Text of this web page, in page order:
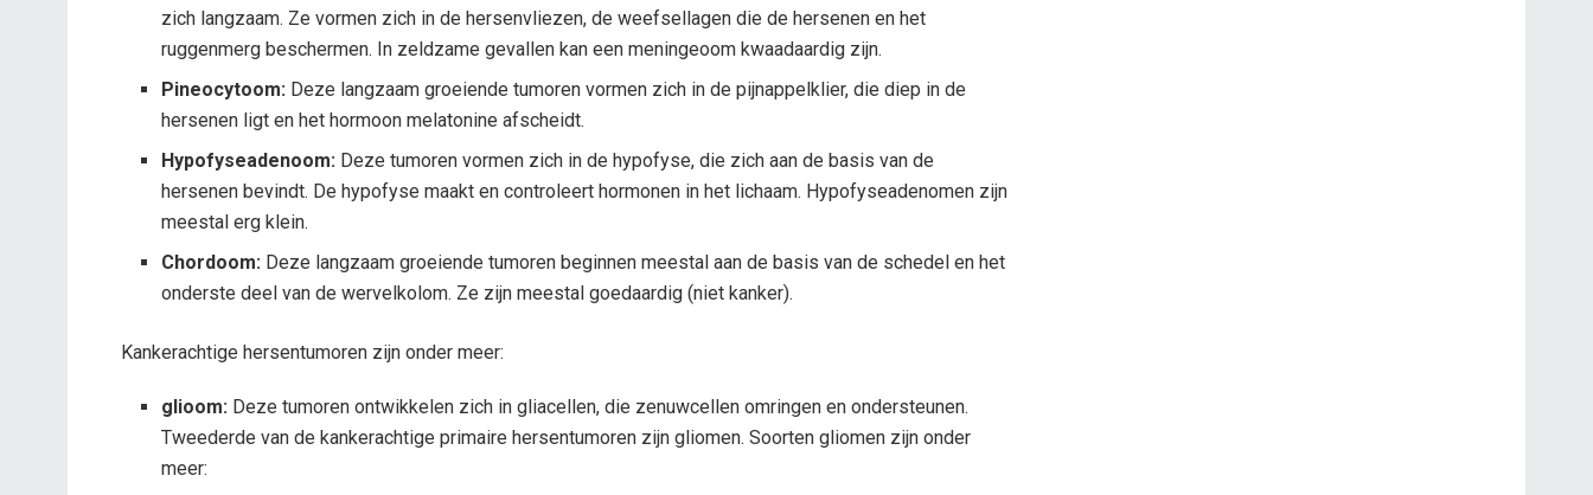
zich langzaam. Ze vormen zich in de hersenvliezen, de weefsellagen die de hersenen en het
ruggenmerg beschermen. In zeldzame gevallen kan een meningeoom kwaadaardig zijn.
Pineocytoom: Deze langzaam groeiende tumoren vormen zich in de pijnappelklier, die diep in de
hersenen ligt en het hormoon melatonine afscheidt.
Hypofyseadenoom: Deze tumoren vormen zich in de hypofyse, die zich aan de basis van de
hersenen bevindt. De hypofyse maakt en controleert hormonen in het lichaam. Hypofyseadenomen zijn
meestal erg klein.
Chordoom: Deze langzaam groeiende tumoren beginnen meestal aan de basis van de schedel en het
onderste deel van de wervelkolom. Ze zijn meestal goedaardig (niet kanker).
Kankerachtige hersentumoren zijn onder meer:
glioom: Deze tumoren ontwikkelen zich in gliacellen, die zenuwcellen omringen en ondersteunen.
Tweederde van de kankerachtige primaire hersentumoren zijn gliomen. Soorten gliomen zijn onder
meer: